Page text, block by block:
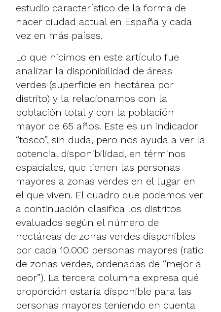
estudio característico de la forma de
hacer ciudad actual en España y cada
vez en más países.
Lo que hicimos en este artículo fue
analizar la disponibilidad de áreas
verdes (superficie en hectárea por
distrito) y la relacionamos con la
población total y con la población
mayor de 65 años. Este es un indicador
“tosco”, sin duda, pero nos ayuda a ver la
potencial disponibilidad, en términos
espaciales, que tienen las personas
mayores a zonas verdes en el lugar en
el que viven. El cuadro que podemos ver
a continuación clasifica los distritos
evaluados según el número de
hectáreas de zonas verdes disponibles
por cada 10.000 personas mayores (ratio
de zonas verdes, ordenadas de “mejor a
peor”). La tercera columna expresa qué
proporción estaría disponible para las
personas mayores teniendo en cuenta